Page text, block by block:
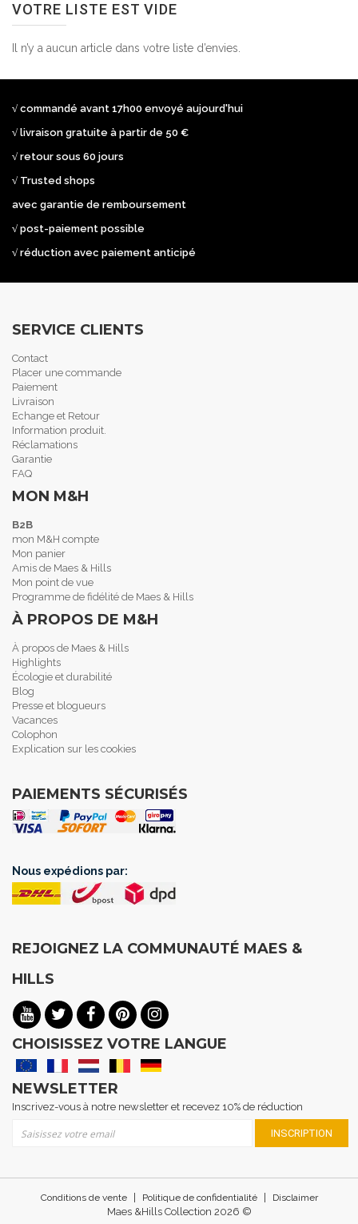
VOTRE LISTE EST VIDE
Il n’y a aucun article dans votre liste d’envies.
√ commandé avant 17h00 envoyé aujourd'hui
√ livraison gratuite à partir de 50 €
√ retour sous 60 jours
√ Trusted shops
avec garantie de remboursement
√ post-paiement possible
√ réduction avec paiement anticipé
SERVICE CLIENTS
Contact
Placer une commande
Paiement
Livraison
Echange et Retour
Information produit.
Réclamations
Garantie
FAQ
MON M&H
B2B
mon M&H compte
Mon panier
Amis de Maes & Hills
Mon point de vue
Programme de fidélité de Maes & Hills
À PROPOS DE M&H
À propos de Maes & Hills
Highlights
Écologie et durabilité
Blog
Presse et blogueurs
Vacances
Colophon
Explication sur les cookies
PAIEMENTS SÉCURISÉS
Nous expédions par:
REJOIGNEZ LA COMMUNAUTÉ MAES &
HILLS
CHOISISSEZ VOTRE LANGUE
NEWSLETTER
Inscrivez-vous à notre newsletter et recevez 10% de réduction
INSCRIPTION
Conditions de vente Politique de confidentialité Disclaimer
Maes &Hills Collection 2026 ©